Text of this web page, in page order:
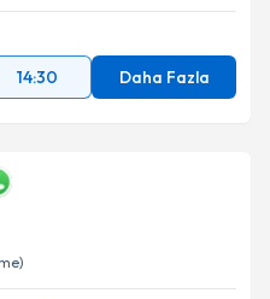
14:30 Daha Fazla